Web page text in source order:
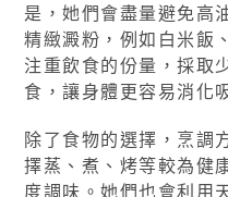
是，她們會盡量避免高
精緻澱粉，例如白米飯
注重飲食的份量，採取
食，讓身體更容易消化
除了食物的選擇，烹調
擇蒸、煮、烤等較為健
度調味。她們也會利用